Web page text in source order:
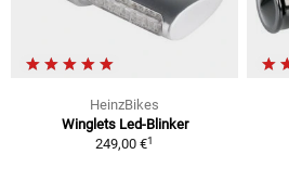
HeinzBikes
Winglets Led-Blinker
249,00 €1